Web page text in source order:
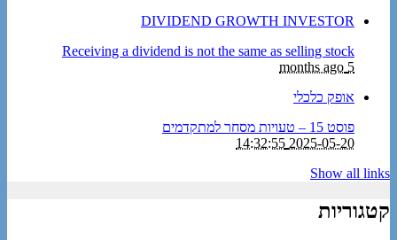
DIVIDEND GROWTH INVESTOR
Receiving a dividend is not the same as selling stock
5 months ago
אופק כלכלי
פוסט 15 – טעויות מסחר למתקדמים
2025-05-20 14:32:55
Show all links
קטגוריות